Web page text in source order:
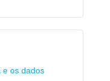
e os dados